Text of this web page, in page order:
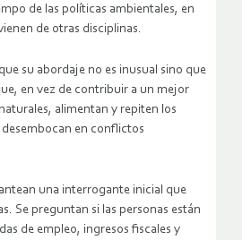
de las políticas ambientales, en
de otras disciplinas.
su abordaje no es inusual sino que
en vez de contribuir a un mejor
alimentan y repiten los
en conflictos
una interrogante inicial que
Se preguntan si las personas están
de empleo, ingresos fiscales y